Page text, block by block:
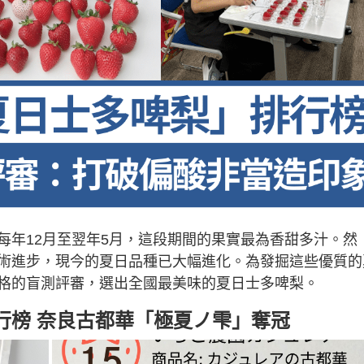
年12月至翌年5月，這段期間的果實最為香甜多汁。然
進步，現今的夏日品種已大幅進化。為發掘這些優質
盲測評審，選出全國最美味的夏日士多啤梨。
榜 奈良古都華「極夏ノ雫」奪冠